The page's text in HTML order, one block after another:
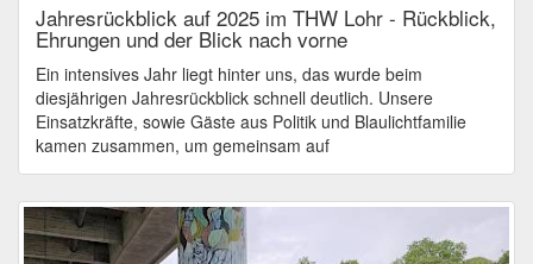
Jahresrückblick auf 2025 im THW Lohr - Rückblick,
Ehrungen und der Blick nach vorne
Ein intensives Jahr liegt hinter uns, das wurde beim
diesjährigen Jahresrückblick schnell deutlich. Unsere
Einsatzkräfte, sowie Gäste aus Politik und Blaulichtfamilie
kamen zusammen, um gemeinsam auf